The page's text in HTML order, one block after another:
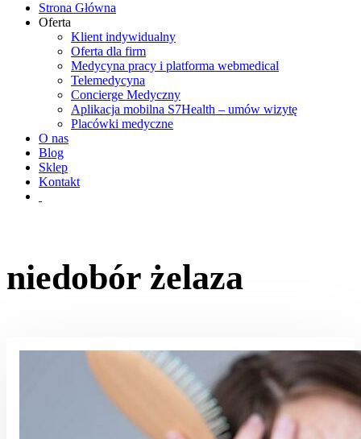
Strona Główna
Oferta
Klient indywidualny
Oferta dla firm
Medycyna pracy i platforma webmedical
Telemedycyna
Concierge Medyczny
Aplikacja mobilna S7Health – umów wizytę
Placówki medyczne
O nas
Blog
Sklep
Kontakt
niedobór żelaza